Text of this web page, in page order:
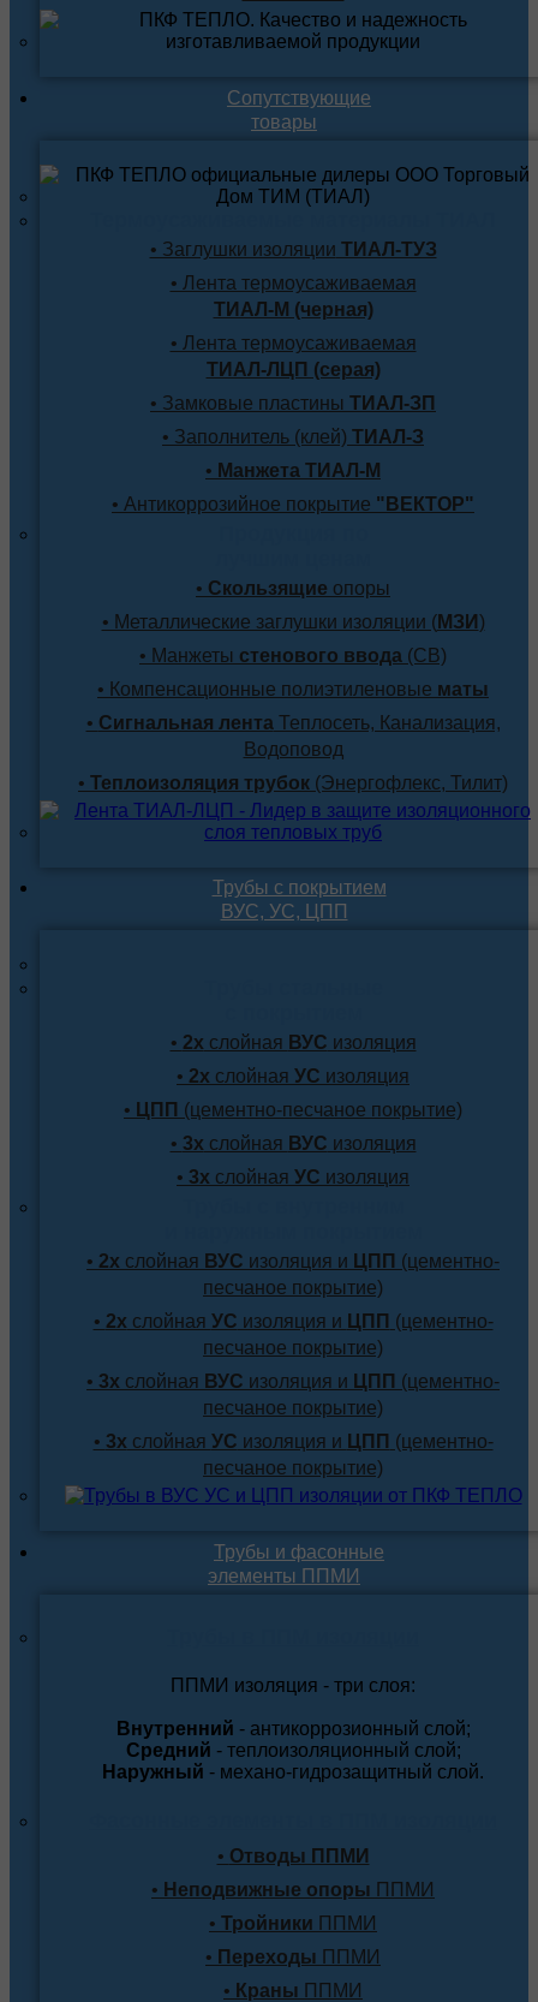
Сопутствующие
товары
• Заглушки изоляции ТИАЛ-ТУЗ
• Лента термоусаживаемая
ТИАЛ-М (черная)
• Лента термоусаживаемая
ТИАЛ-ЛЦП (серая)
• Замковые пластины ТИАЛ-ЗП
• Заполнитель (клей) ТИАЛ-З
• Манжета ТИАЛ-М
• Антикоррозийное покрытие "ВЕКТОР"
• Скользящие опоры
• Металлические заглушки изоляции (МЗИ )
• Манжеты стенового ввода (СВ)
• Компенсационные полиэтиленовые маты
• Сигнальная лентаТеплосеть, Канализация,
Водоповод
• Теплоизоляция трубок (Энергофлекс, Тилит)
Трубы с покрытием
ВУС, УС, ЦПП
• 2х слойная ВУС изоляция
• 2х слойная УС изоляция
• ЦПП (цементно-песчаное покрытие)
• 3х слойная ВУС изоляция
• 3х слойная УС изоляция
• 2х слойная ВУС изоляция и ЦПП (цементно-
песчаное покрытие)
• 2х слойная УС изоляция и ЦПП (цементно-
песчаное покрытие)
• 3х слойная ВУС изоляция и ЦПП (цементно-
песчаное покрытие)
• 3х слойная УС изоляция и ЦПП (цементно-
песчаное покрытие)
Трубы и фасонные
элементы ППМИ
ППМИ изоляция - три слоя:
Внутренний - антикоррозионный слой;
Средний - теплоизоляционный слой;
Наружный - механо-гидрозащитный слой.
• Отводы ППМИ
• Неподвижные опоры ППМИ
• Тройники ППМИ
• Переходы ППМИ
• Краны ППМИ